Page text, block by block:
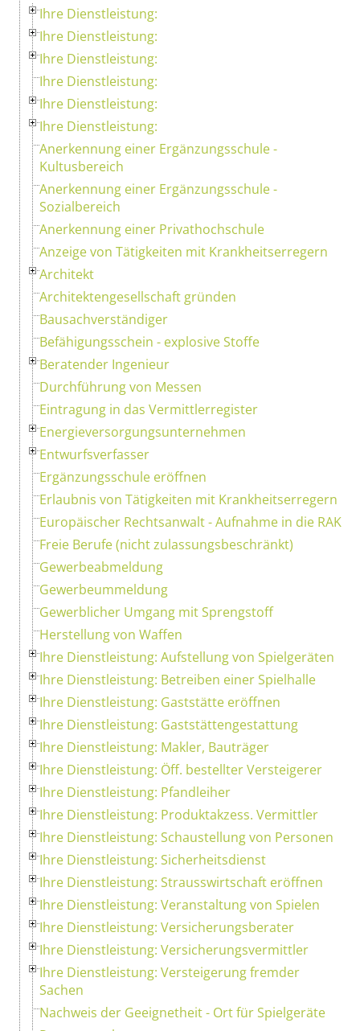
Ihre Dienstleistung:
Ihre Dienstleistung:
Ihre Dienstleistung:
Ihre Dienstleistung:
Ihre Dienstleistung:
Ihre Dienstleistung:
Anerkennung einer Ergänzungsschule -
Kultusbereich
Anerkennung einer Ergänzungsschule -
Sozialbereich
Anerkennung einer Privathochschule
Anzeige von Tätigkeiten mit Krankheitserregern
Architekt
Architektengesellschaft gründen
Bausachverständiger
Befähigungsschein - explosive Stoffe
Beratender Ingenieur
Durchführung von Messen
Eintragung in das Vermittlerregister
Energieversorgungsunternehmen
Entwurfsverfasser
Ergänzungsschule eröffnen
Erlaubnis von Tätigkeiten mit Krankheitserregern
Europäischer Rechtsanwalt - Aufnahme in die RAK
Freie Berufe (nicht zulassungsbeschränkt)
Gewerbeabmeldung
Gewerbeummeldung
Gewerblicher Umgang mit Sprengstoff
Herstellung von Waffen
Ihre Dienstleistung: Aufstellung von Spielgeräten
Ihre Dienstleistung: Betreiben einer Spielhalle
Ihre Dienstleistung: Gaststätte eröffnen
Ihre Dienstleistung: Gaststättengestattung
Ihre Dienstleistung: Makler, Bauträger
Ihre Dienstleistung: Öff. bestellter Versteigerer
Ihre Dienstleistung: Pfandleiher
Ihre Dienstleistung: Produktakzess. Vermittler
Ihre Dienstleistung: Schaustellung von Personen
Ihre Dienstleistung: Sicherheitsdienst
Ihre Dienstleistung: Strausswirtschaft eröffnen
Ihre Dienstleistung: Veranstaltung von Spielen
Ihre Dienstleistung: Versicherungsberater
Ihre Dienstleistung: Versicherungsvermittler
Ihre Dienstleistung: Versteigerung fremder
Sachen
Nachweis der Geeignetheit - Ort für Spielgeräte